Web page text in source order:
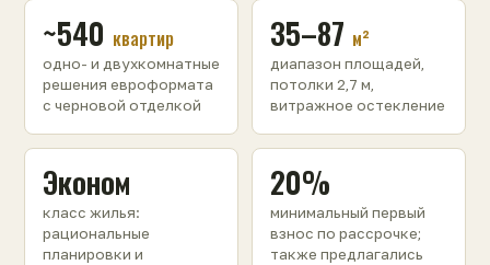
~540 квартир
одно- и двухкомнатные
решения евроформата
с черновой отделкой
35–87 м²
диапазон площадей,
потолки 2,7 м,
витражное остекление
Эконом
класс жилья:
рациональные
планировки и
20%
минимальный первый
взнос по рассрочке;
также предлагались